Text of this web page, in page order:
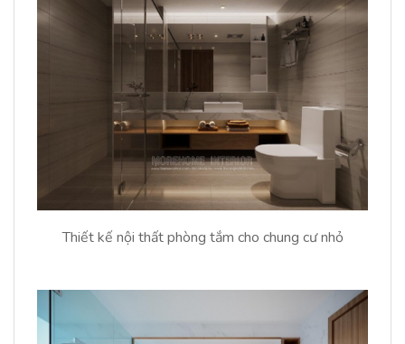
Thiết kế nội thất phòng tắm cho chung cư nhỏ